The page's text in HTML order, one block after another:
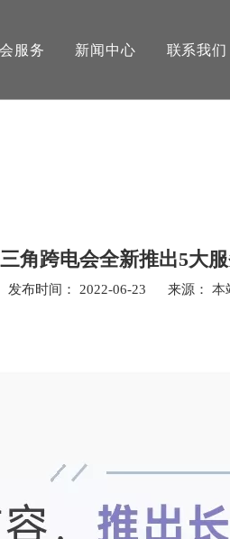
服务 新闻中心 联系我们
角跨电会全新推出5大
布时间： 2022-06-23 来源： 本